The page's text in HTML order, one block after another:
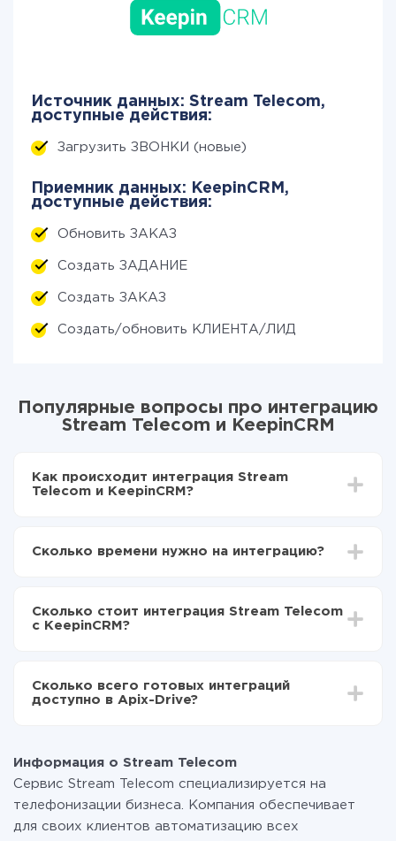
Источник данных: Stream Telecom,
доступные действия:
Загрузить ЗВОНКИ (новые)
Приемник данных: KeepinCRM,
доступные действия:
Обновить ЗАКАЗ
Создать ЗАДАНИЕ
Создать ЗАКАЗ
Создать/обновить КЛИЕНТА/ЛИД
Популярные вопросы про интеграцию
Stream Telecom и KeepinCRM
Как происходит интеграция Stream
Telecom и KeepinCRM?
Выбираете какие данные передавать из Stream
передаваться из Stream Telecom в KeepinCRM
Сколько времени нужно на интеграцию?
отличаться и составлять от 5-ти до 30-минут. В
среднем настройка занимает 10-15 минут.
Сколько стоит интеграция Stream Telecom
с KeepinCRM?
функционал. Вы оплачиваете только количество
данных, которые по факту передаются из одной
перейти на платный, при необходимости. Подробнее
отарифах.
Сколько всего готовых интеграций
доступно в Apix-Drive?
Информация о Stream Telecom
Сервис Stream Telecom специализируется на
телефонизации бизнеса. Компания обеспечивает
для своих клиентов автоматизацию всех